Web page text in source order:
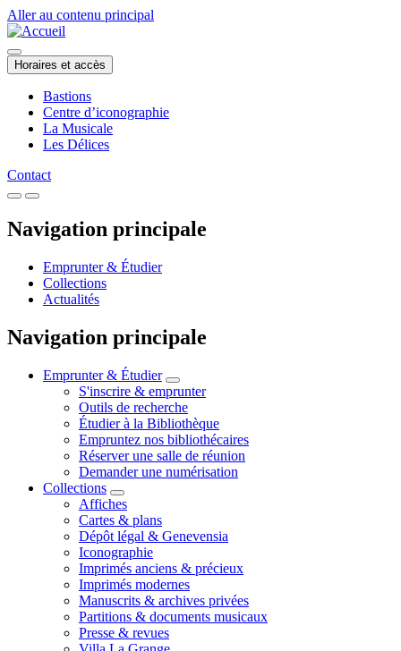
Aller au contenu principal
Horaires et accès
Bastions
Centre d’iconographie
La Musicale
Les Délices
Contact
Navigation principale
Emprunter & Étudier
Collections
Actualités
Navigation principale
Emprunter & Étudier
S'inscrire & emprunter
Outils de recherche
Étudier à la Bibliothèque
Empruntez nos bibliothécaires
Réserver une salle de réunion
Demander une numérisation
Collections
Affiches
Cartes & plans
Dépôt légal & Genevensia
Iconographie
Imprimés anciens & précieux
Imprimés modernes
Manuscrits & archives privées
Partitions & documents musicaux
Presse & revues